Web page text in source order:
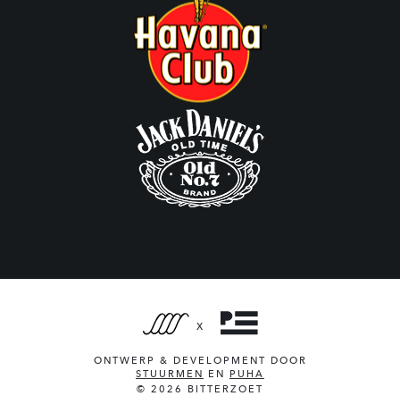
X
ONTWERP & DEVELOPMENT DOOR
STUURMEN
EN PUHA
© 2026 BITTERZOET